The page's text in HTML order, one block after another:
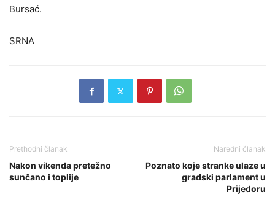
Bursać.
SRNA
Prethodni članak
Nakon vikenda pretežno
sunčano i toplije
Naredni članak
Poznato koje stranke ulaze u
gradski parlament u
Prijedoru